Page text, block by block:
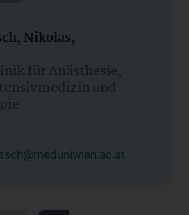
Nikolas,
für Anästhesie,
und